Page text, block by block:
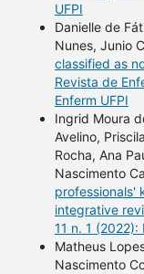
UFPI
Danielle de
Nunes, Junio
classified as
Revista de
Enferm UFPI
Ingrid Moura
Avelino,
Rocha, Ana
Nascimento
professionals'
integrative
11 n. 1 (2022):
Matheus
Nascimento